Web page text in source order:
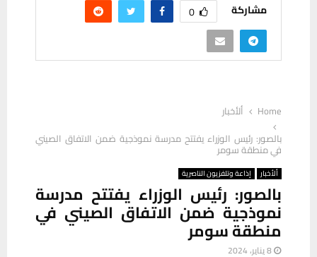
مشاركة 0
Home
ألأخبار
بالصور: رئيس الوزراء يفتتح مدرسة نموذجية ضمن الاتفاق الصيني
في منطقة سومر
ألأخبار إذاعة وتلفزيون الناصرية
بالصور: رئيس الوزراء يفتتح مدرسة
نموذجية ضمن الاتفاق الصيني في
منطقة سومر
8 يناير، 2024